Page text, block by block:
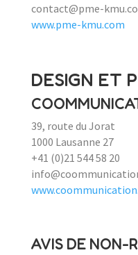
contact@pme-
www.pme-kmu.com
DESIGN ET
39, route du Jorat
1000 Lausanne 27
+41 (0)21 544 58 20
AVIS DE NON-